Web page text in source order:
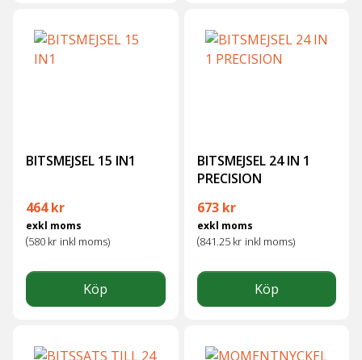
BITSMEJSEL 15 IN1
464kr
exkl moms
(580 kr inkl moms)
Köp
BITSMEJSEL 24 IN 1
PRECISION
673 kr
exkl moms
(841.25 kr inkl moms)
Köp